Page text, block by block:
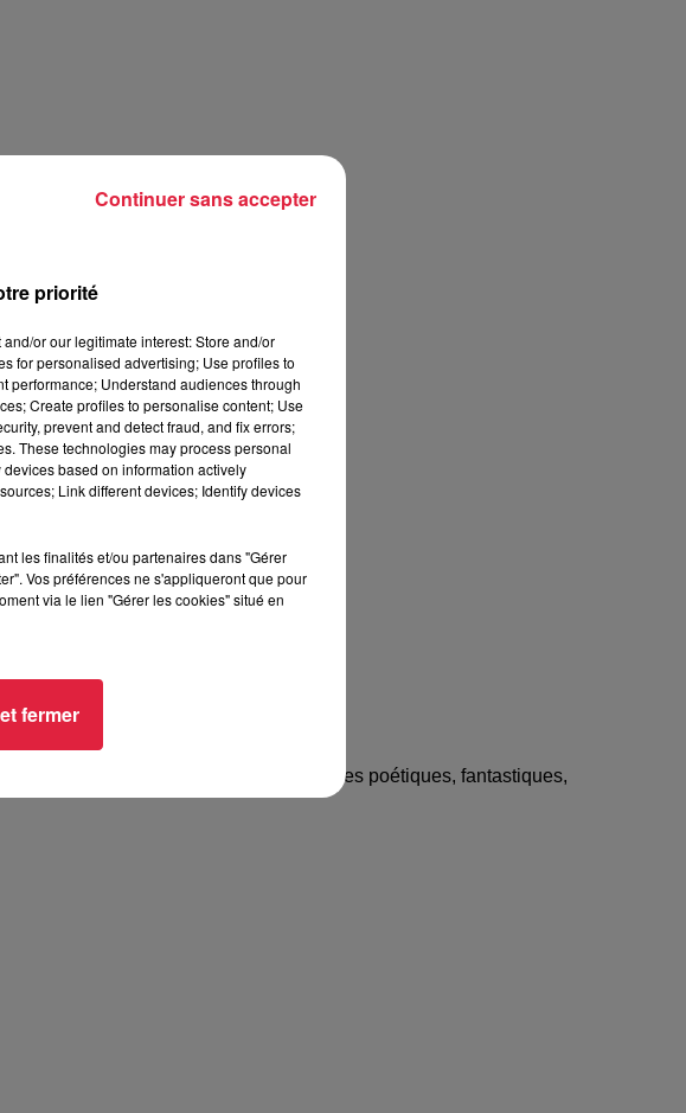
musiciens, vont improviser des histoires poétiques, fantastiques,
priorité
or our legitimate interest: Store and/or
for personalised advertising; Use profiles to
performance; Understand audiences through
Create profiles to personalise content; Use
prevent and detect fraud, and fix errors;
These technologies may process personal
based on information actively
Link different devices; Identify devices
les finalités et/ou partenaires dans "Gérer
Vos préférences ne s'appliqueront que pour
via le lien "Gérer les cookies" situé en
fermer
Continuer sans accepter